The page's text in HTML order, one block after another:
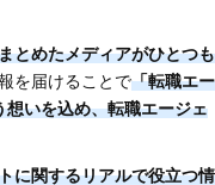
とめたメディアがひとつも
を届けることで「転職エー
いを込め、転職エージェ
に関するリアルで役立つ情